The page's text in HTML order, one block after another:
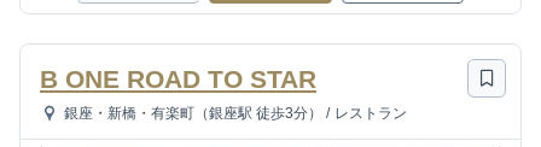
B ONE ROAD TO STAR
銀座・新橋・有楽町（銀座駅 徒歩3分） / レストラン